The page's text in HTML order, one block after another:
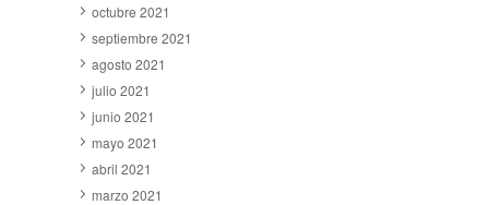
octubre 2021
septiembre 2021
agosto 2021
julio 2021
junio 2021
mayo 2021
abril 2021
marzo 2021